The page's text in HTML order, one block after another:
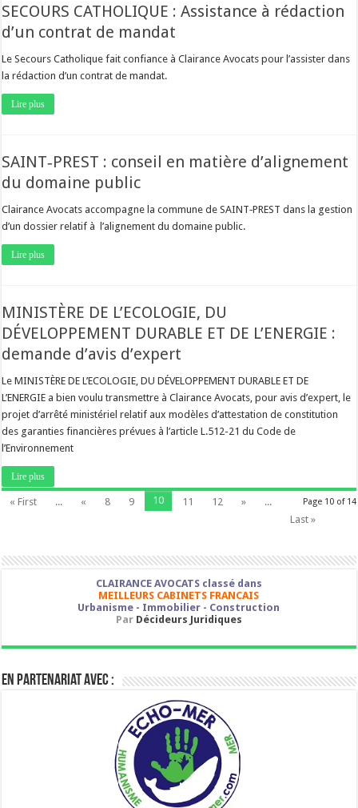
SECOURS CATHOLIQUE : Assistance à rédaction
d’un contrat de mandat
Le Secours Catholique fait confiance à Clairance Avocats pour l’assister dans
la rédaction d’un contrat de mandat.
Lire plus
SAINT‐PREST : conseil en matière d’alignement
du domaine public
Clairance Avocats accompagne la commune de SAINT‐PREST dans la gestion
d’un dossier relatif à l’alignement du domaine public.
Lire plus
MINISTÈRE DE L’ECOLOGIE, DU
DÉVELOPPEMENT DURABLE ET DE L’ENERGIE :
demande d’avis d’expert
Le MINISTÈRE DE L’ECOLOGIE, DU DÉVELOPPEMENT DURABLE ET DE
L’ENERGIE a bien voulu transmettre à Clairance Avocats, pour avis d’expert, le
projet d’arrêté ministériel relatif aux modèles d’attestation de constitution
des garanties financières prévues à l’article L.512-21 du Code de
l’Environnement
Lire plus
Page 10 of 14
« First ... « 8 9 10 11 12 »
...
Last »
CLAIRANCE AVOCATS classé dans
MEILLEURS CABINETS FRANCAIS
Urbanisme - Immobilier - Construction
Par Décideurs Juridiques
En partenariat avec :